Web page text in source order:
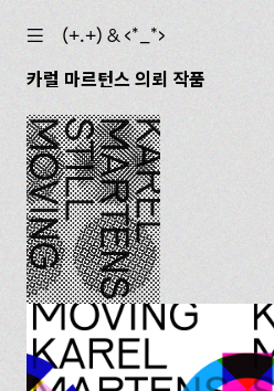
☰ (+.+) & ‹*_*›
카럴 마르턴스 의뢰 작품